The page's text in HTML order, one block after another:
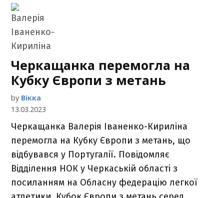
Черкащанка перемогла на
Кубку Європи з метань
by Вікка
13.03.2023
Черкащанка Валерія Іваненко-Кириліна
перемогла на Кубку Європи з метань, що
відбувався у Португалії. Повідомляє
Відділення НОК у Черкаській області з
посиланням на Обласну федерацію легкої